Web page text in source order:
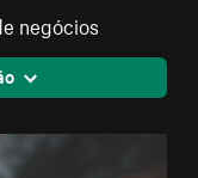
negócios